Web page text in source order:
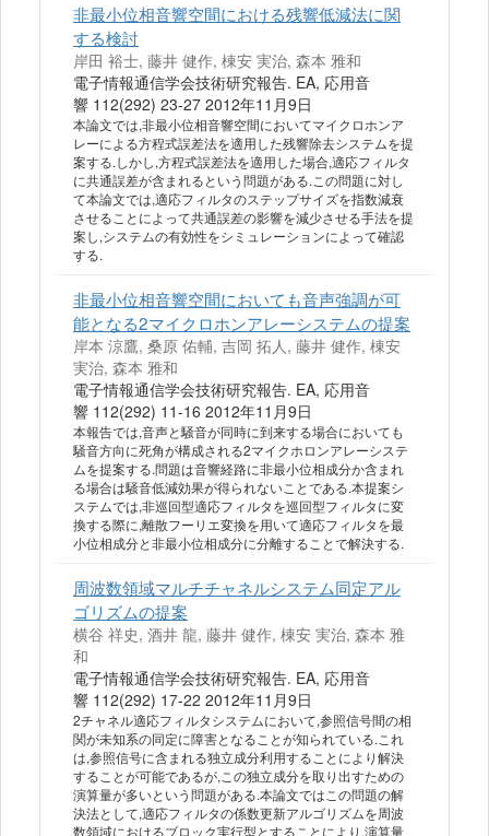
非最小位相音響空間における残響低減法に関
する検討
岸田 裕士, 藤井 健作, 棟安 実治, 森本 雅和
電子情報通信学会技術研究報告. EA, 応用音
響 112(292) 23-27 2012年11月9日
本論文では,非最小位相音響空間においてマイクロホンア
レーによる方程式誤差法を適用した残響除去システムを提
案する.しかし,方程式誤差法を適用した場合,適応フィルタ
に共通誤差が含まれるという問題がある.この問題に対し
て本論文では,適応フィルタのステップサイズを指数減衰
させることによって共通誤差の影響を減少させる手法を提
案し,システムの有効性をシミュレーションによって確認
する.
非最小位相音響空間においても音声強調が可
能となる2マイクロホンアレーシステムの提案
岸本 涼鷹, 桑原 佑輔, 吉岡 拓人, 藤井 健作, 棟安
実治, 森本 雅和
電子情報通信学会技術研究報告. EA, 応用音
響 112(292) 11-16 2012年11月9日
本報告では,音声と騒音が同時に到来する場合においても
騒音方向に死角が構成される2マイクホロンアレーシステ
ムを提案する.問題は音響経路に非最小位相成分か含まれ
る場合は騒音低減効果が得られないことである.本提案シ
ステムでは,非巡回型適応フィルタを巡回型フィルタに変
換する際に,離散フーリエ変換を用いて適応フィルタを最
小位相成分と非最小位相成分に分離することで解決する.
周波数領域マルチチャネルシステム同定アル
ゴリズムの提案
横谷 祥史, 酒井 龍, 藤井 健作, 棟安 実治, 森本 雅
和
電子情報通信学会技術研究報告. EA, 応用音
響 112(292) 17-22 2012年11月9日
2チャネル適応フィルタシステムにおいて,参照信号間の相
関が未知系の同定に障害となることが知られている.これ
は,参照信号に含まれる独立成分利用することにより解決
することが可能であるが,この独立成分を取り出すための
演算量が多いという問題がある.本論文ではこの問題の解
決法として,適応フィルタの係数更新アルゴリズムを周波
数領域におけるブロック実行型とすることにより,演算量